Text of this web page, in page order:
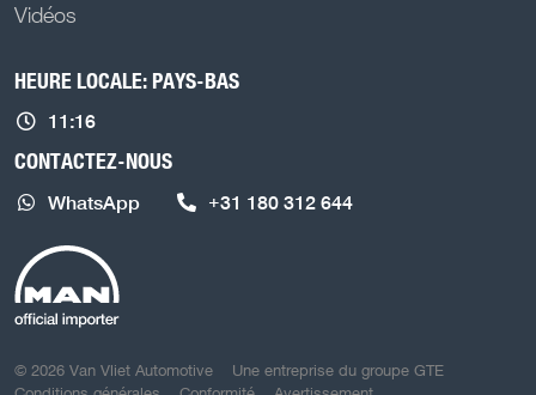
Vidéos
HEURE LOCALE: PAYS-BAS
11:16
CONTACTEZ-NOUS
WhatsApp +31 180 312 644
COPYRIGHT NAVIGATION
© 2026 Van Vliet Automotive
Une entreprise du groupe GTE